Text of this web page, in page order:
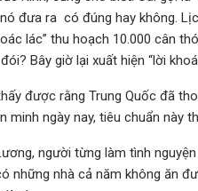
đưa ra có đúng hay không.
lác” thu hoạch 10.000 cân
Bây giờ lại xuất hiện “lời
được rằng Trung Quốc đã
ngày nay, tiêu chuẩn này
người từng làm tình
những nhà cả năm không ăn